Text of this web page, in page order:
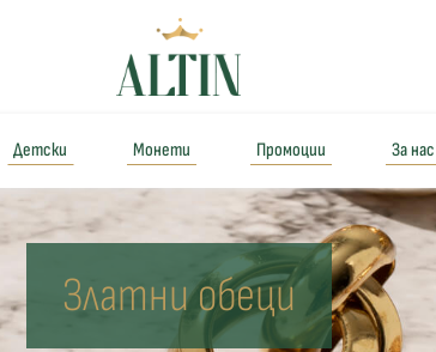
Детски Монети Промоции За нас
Златни обеци